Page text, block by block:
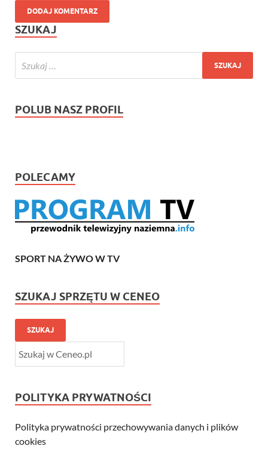
SZUKAJ
POLUB NASZ PROFIL
POLECAMY
SPORT NA ŻYWO W TV
SZUKAJ SPRZĘTU W CENEO
SZUKAJ
POLITYKA PRYWATNOŚCI
Polityka prywatności przechowywania danych i plików
cookies